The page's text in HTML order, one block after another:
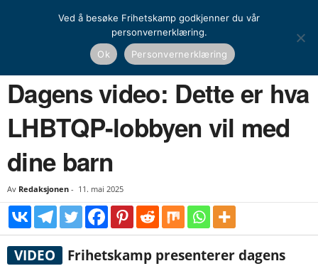
Dagens video: Dette er hva LHBTQP-lobbyen vil med dine barn
Dagens video: Dette er hva
LHBTQP-lobbyen vil med
dine barn
Av Redaksjonen - 11. mai 2025
VIDEO
Frihetskamp presenterer dagens
Ved å besøke Frihetskamp godkjenner du vår
personvernerklæring.
Ok
Personvernerklæring